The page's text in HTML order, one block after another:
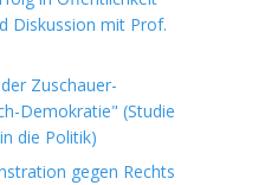
Diskussion mit Prof.
Zuschauer-
Demokratie" (Studie
die Politik)
gegen Rechts